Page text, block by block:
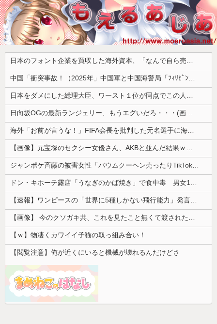
日本のフォント企業を買収した海外資本、「なんで自ら売上ゼロにするようなことするの」とドン引きするような方針転換を……
中国「衝突事故！（2025年」中国軍と中国海警局「ﾌｨﾘﾋﾟﾝ船の追跡中に衝突！（8/11」中国「2人死亡」中国政府「1年間隠蔽」日本「隠蔽された事実報道！（2026年」→
日本をダメにした総理大臣、ワースト１位が同点でこの人ｗｗｗｗｗｗ
日向坂OGの最新ランジェリー、もうエグいだろ・・・(画像どーん)
海外「お前が言うな！」FIFA会長を批判した元名選手に海外から猛反発！（海外の反応）
【画像】元宝塚のセクシー女優さん、AKBと並んだ結果ｗｗｗｗ
ジャンポケ斉藤の被害女性「バウムクーヘン売ったりTikTokライブしててムカついたから示談しなかった」←これ
ドン・キホーテ露店「うなぎのかば焼き」で食中毒 男女14人が発熱や腹痛など訴え…サルモネラ属の菌検出
【速報】ワンピースの「世界に5種しかない飛行能力」発言の謎が解けるww..
【画像】 今のクソガキ共、これを見たこと無くて渡されたらパニクるらしいｗｗｗｗｗｗｗｗｗｗｗｗｗ
【ｗ】物凄くカワイイ子猫の取っ組み合い！
【閲覧注意】俺が近くにいると機械が壊れるんだけどさ